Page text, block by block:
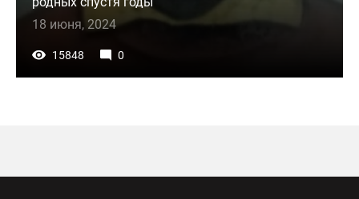
18 июня, 2024
15848 0